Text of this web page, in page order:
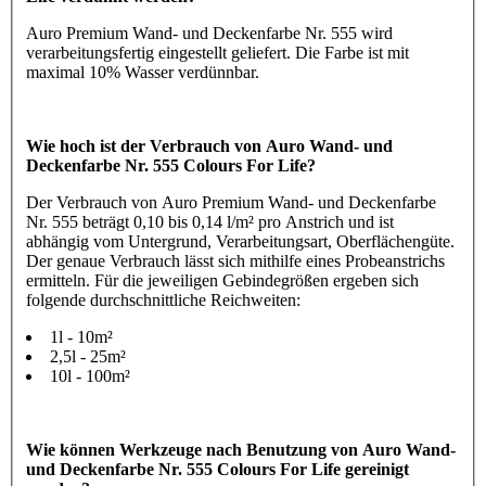
Auro Premium Wand- und Deckenfarbe Nr. 555 wird
verarbeitungsfertig eingestellt geliefert. Die Farbe ist mit
maximal 10% Wasser verdünnbar.
Wie hoch ist der Verbrauch von Auro Wand- und
Deckenfarbe Nr. 555 Colours For Life?
Der Verbrauch von Auro Premium Wand- und Deckenfarbe
Nr. 555 beträgt 0,10 bis 0,14 l/m² pro Anstrich und ist
abhängig vom Untergrund, Verarbeitungsart, Oberflächengüte.
Der genaue Verbrauch lässt sich mithilfe eines Probeanstrichs
ermitteln. Für die jeweiligen Gebindegrößen ergeben sich
folgende durchschnittliche Reichweiten:
1l - 10m²
2,5l - 25m²
10l - 100m²
Wie können Werkzeuge nach Benutzung von Auro Wand-
und Deckenfarbe Nr. 555 Colours For Life gereinigt